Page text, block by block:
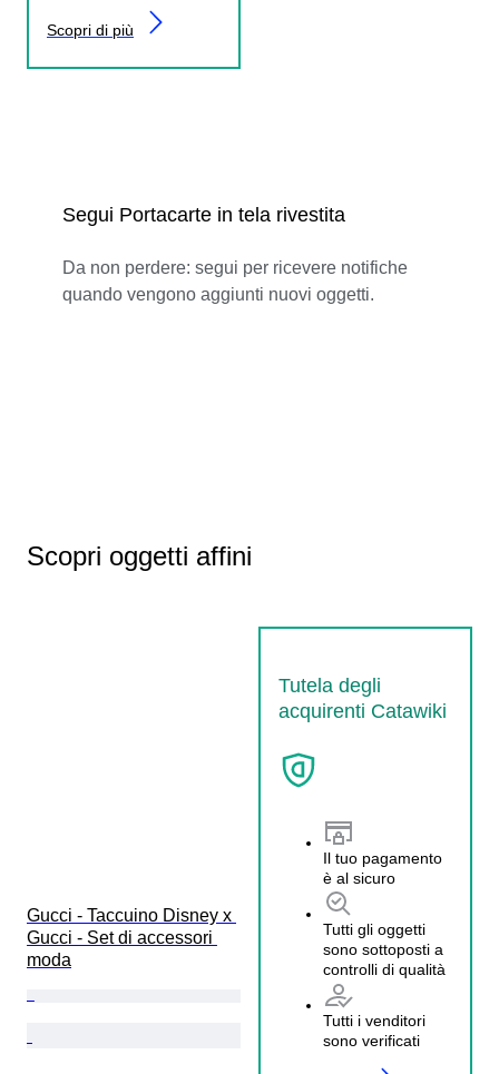
Scopri di più
Segui Portacarte in tela rivestita
Da non perdere: segui per ricevere notifiche
quando vengono aggiunti nuovi oggetti.
Scopri oggetti affini
Tutela degli
acquirenti Catawiki
Il tuo pagamento
è al sicuro
Tutti gli oggetti
sono sottoposti a
controlli di qualità
Tutti i venditori
sono verificati
Gucci - Taccuino Disney x
Gucci - Set di accessori
moda